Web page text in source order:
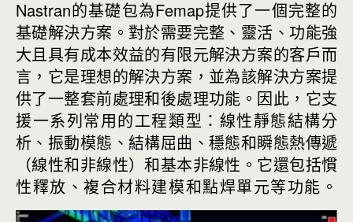
Nastran的基礎包為Femap提供了一個完整的
基礎解決方案。對於需要完整、靈活、功能強
大且具有成本效益的有限元解決方案的客戶而
言，它是理想的解決方案，並為該解決方案提
供了一整套前處理和後處理功能。因此，它支
援一系列常用的工程類型：線性靜態結構分
析、振動模態、結構屈曲、穩態和瞬態熱傳遞
（線性和非線性）和基本非線性。它還包括慣
性釋放、複合材料建模和點焊單元等功能。